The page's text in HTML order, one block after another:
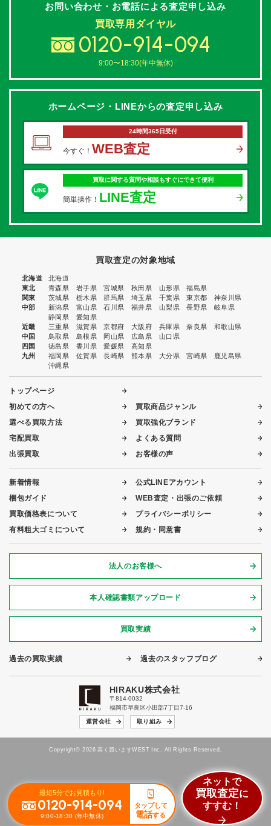
お問い合わせ・お電話による査定申し込み
買取専用ダイヤル
0120-914-094
9:00〜18:30(年中無休)
ホームページ・LINEからの査定申し込み
24時間365日受付
今すぐ！ WEB査定
買取に関する質問や相談もすぐにできて便利
簡単操作！ LINE査定
最短5分でお見積もり!
0120-914-094
9:00-18:30 (年中無休)
タップして
電話する
ネットで
買取査定に
すすむ！
買取査定の対象地域
北海道
北海道
東北
青森県 岩手県 宮城県 秋田県 山形県
福島県
関東
茨城県 栃木県 群馬県 埼玉県 千葉県 東京都
神奈川県
中部
新潟県 富山県 石川県 福井県 山梨県 長野県
岐阜県
静岡県
愛知県
近畿
三重県 滋賀県 京都府 大阪府 兵庫県 奈良県
和歌山県
中国
鳥取県 島根県 岡山県 広島県
山口県
四国
徳島県 香川県 愛媛県
高知県
九州
福岡県 佐賀県 長崎県 熊本県 大分県 宮崎県
鹿児島県
沖縄県
トップページ
初めての方へ
選べる買取方法
宅配買取
出張買取
買取商品ジャンル
買取強化ブランド
よくある質問
お客様の声
新着情報
梱包ガイド
買取価格表について
有料粗大ゴミについて
公式LINEアカウント
WEB査定・出張のご依頼
プライバシーポリシー
規約・同意書
法人のお客様へ
本人確認書類アップロード
買取実績
過去の買取実績 過去のスタッフブログ
HIRAKU株式会社
〒814-0032
福岡市早良区小田部7丁目7-16
運営会社 取り組み
Copyright© 2026 高く買いますWEST Inc. All Rights Reserved.